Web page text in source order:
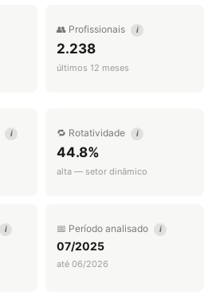
👥 Profissionais i
2.238
últimos 12 meses
i 🔁 Rotatividade i
44.8%
alta — setor dinâmico
i 📅 Período analisado i
07/2025
até 06/2026